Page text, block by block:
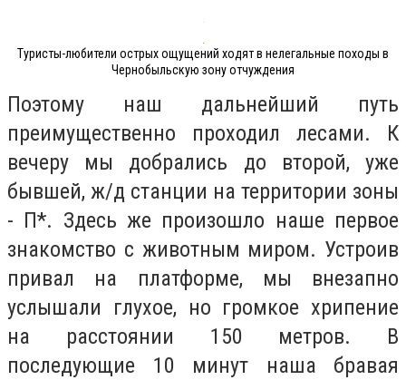
Туристы-любители острых ощущений ходят в нелегальные походы в
Чернобыльскую зону отчуждения
Поэтому наш дальнейший путь
преимущественно проходил лесами. К
вечеру мы добрались до второй, уже
бывшей, ж/д станции на территории зоны
- П*. Здесь же произошло наше первое
знакомство с животным миром. Устроив
привал на платформе, мы внезапно
услышали глухое, но громкое хрипение
на расстоянии 150 метров. В
последующие 10 минут наша бравая